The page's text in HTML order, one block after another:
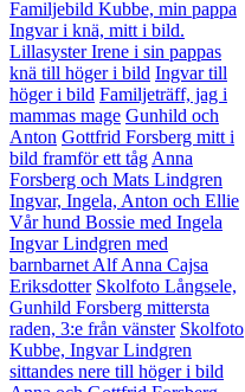
Familjebild Kubbe, min pappa
Ingvar i knä, mitt i bild.
Lillasyster Irene i sin pappas
knä till höger i bild Ingvar till
höger i bild Familjeträff, jag i
mammas mage Gunhild och
Anton Gottfrid Forsberg mitt i
bild framför ett tåg Anna
Forsberg och Mats Lindgren
Ingvar, Ingela, Anton och Ellie
Vår hund Bossie med Ingela
Ingvar Lindgren med
barnbarnet AlfAnna Cajsa
Eriksdotter Skolfoto Långsele,
Gunhild Forsberg mittersta
raden, 3:e från vänster Skolfoto
Kubbe, Ingvar Lindgren
sittandes nere till höger i bild